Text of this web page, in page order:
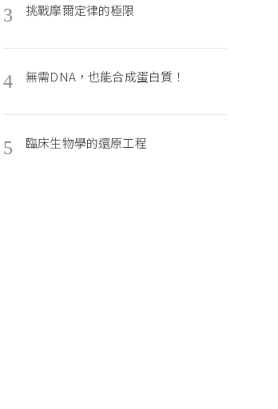
3 挑戰摩爾定律的極限
4 無需DNA，也能合成蛋白質！
5 臨床生物學的還原工程